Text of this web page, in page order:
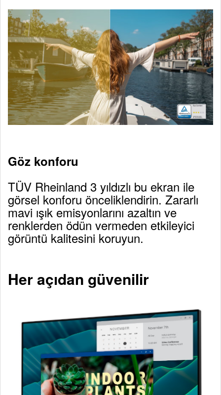
Göz konforu
TÜV Rheinland 3 yıldızlı bu ekran ile
görsel konforu önceliklendirin. Zararlı
mavi ışık emisyonlarını azaltın ve
renklerden ödün vermeden etkileyici
görüntü kalitesini koruyun.
Her açıdan güvenilir